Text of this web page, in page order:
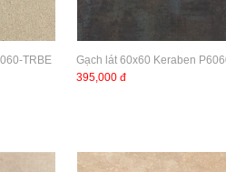
TRBE
Gạch lát 60x60 Keraben
395,000 đ